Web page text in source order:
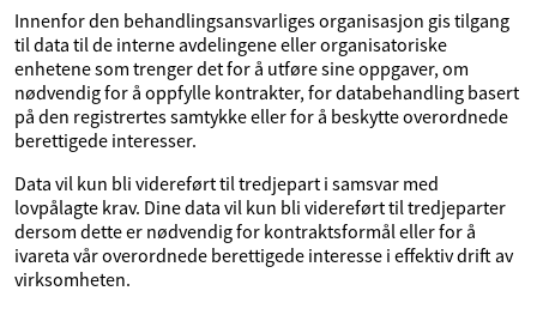
Innenfor den behandlingsansvarliges organisasjon gis tilgang
til data til de interne avdelingene eller organisatoriske
enhetene som trenger det for å utføre sine oppgaver, om
nødvendig for å oppfylle kontrakter, for databehandling basert
på den registrertes samtykke eller for å beskytte overordnede
berettigede interesser.
Data vil kun bli videreført til tredjepart i samsvar med
lovpålagte krav. Dine data vil kun bli videreført til tredjeparter
dersom dette er nødvendig for kontraktsformål eller for å
ivareta vår overordnede berettigede interesse i effektiv drift av
virksomheten.